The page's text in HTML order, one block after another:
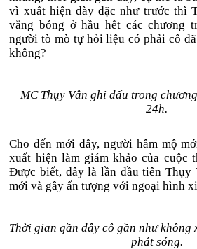
vì xuất hiện dày đặc như trước thì
vắng bóng ở hầu hết các chương
người tò mò tự hỏi liệu có phải cô
không?
MC Thụy Vân ghi dấu trong
24h.
Cho đến mới đây, người hâm mộ
xuất hiện làm giám khảo của cuộc
Được biết, đây là lần đầu tiên Thụy
mới và gây ấn tượng với ngoại hình
Thời gian gần đây cô gần như không
phát sóng.